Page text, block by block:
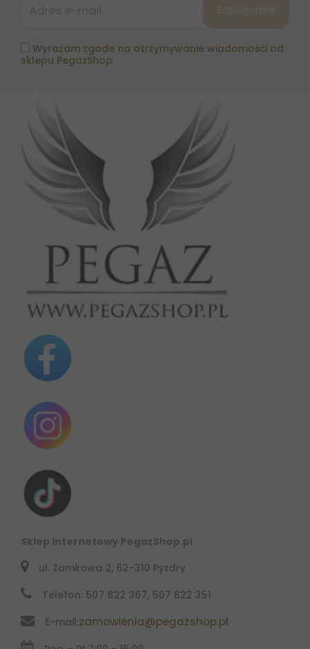
Wyrażam zgode na otrzymywanie wiadomośći od
sklepu PegazShop
Sklep Internetowy PegazShop.pl
ul. Zamkowa 2, 62-310 Pyzdry
Telefon: 507 822 367, 507 822 351
E-mail:zamowienia@pegazshop.pl